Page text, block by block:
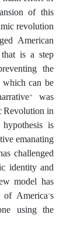
of this
revolution
American
is a step
the
can be
was
Revolution in
is
emanating
challenged
identity and
model has
America's
using the